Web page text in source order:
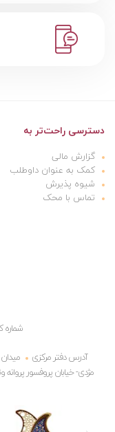
دسترسی راحت‌تر به
گزارش مالی
کمک به عنوان داوطلب
شیوه پذیرش
تماس با محک
آدرس دفتر مرکزی
مژدی- خیابان پروفسور